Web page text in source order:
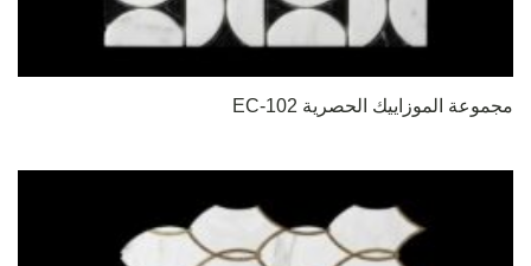
مجموعة الموزاييك الحصرية EC-102